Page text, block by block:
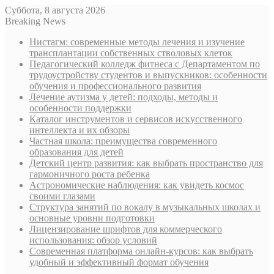
Суббота, 8 августа 2026
Breaking News
Нистагм: современные методы лечения и изучение
трансплантации собственных стволовых клеток
Педагогический колледж фитнеса с Департаментом по
трудоустройству студентов и выпускников: особенности
обучения и профессионального развития
Лечение аутизма у детей: подходы, методы и
особенности поддержки
Каталог инструментов и сервисов искусственного
интеллекта и их обзоры
Частная школа: преимущества современного
образования для детей
Детский центр развития: как выбрать пространство для
гармоничного роста ребенка
Астрономические наблюдения: как увидеть космос
своими глазами
Структура занятий по вокалу в музыкальных школах и
основные уровни подготовки
Лицензирование шрифтов для коммерческого
использования: обзор условий
Современная платформа онлайн-курсов: как выбрать
удобный и эффективный формат обучения